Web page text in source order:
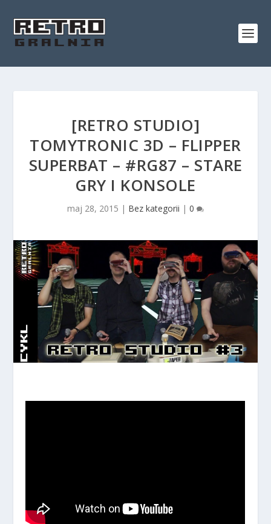
[RETRO STUDIO]
TOMYTRONIC 3D – FLIPPER
SUPERBAT – #RG87 – STARE
GRY I KONSOLE
maj 28, 2015 | Bez kategorii | 0